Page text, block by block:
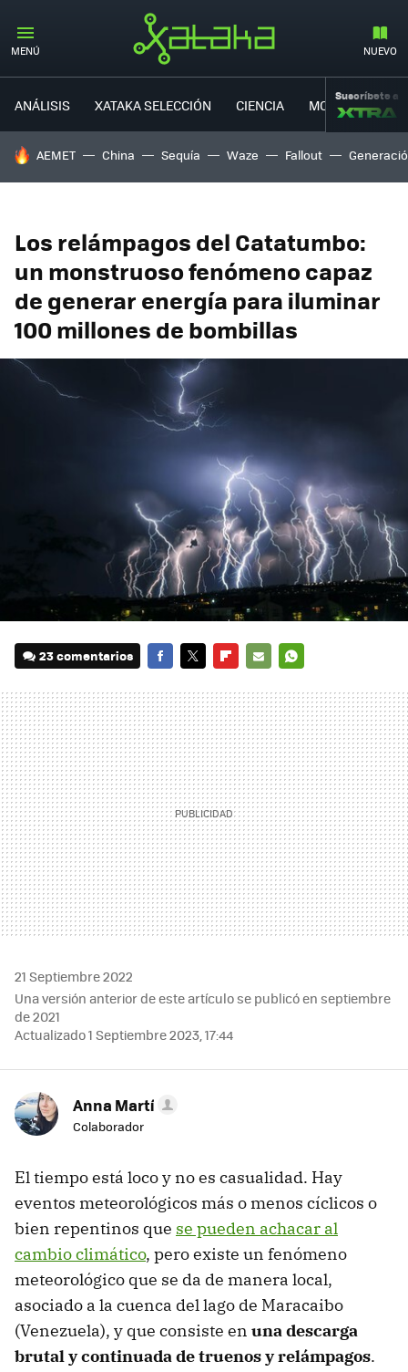
MENÚ NUEVO
ANÁLISIS XATAKA SELECCIÓN CIENCIA MOVILIDAD
Suscríbete a
HOY SE HABLA DE
AEMET China Sequía Waze Fallout
Los relámpagos del Catatumbo:
un monstruoso fenómeno capaz
de generar energía para iluminar
100 millones de bombillas
23 comentarios
MAIL
21 Septiembre 2022
Una versión anterior de este artículo se publicó en septiembre
de 2021
Actualizado 1 Septiembre 2023, 17:44
Anna Martí
Colaborador
El tiempo está loco y no es casualidad. Hay
eventos meteorológicos más o menos cíclicos o
bien repentinos que se pueden achacar al
cambio climático, pero existe un fenómeno
meteorológico que se da de manera local,
asociado a la cuenca del lago de Maracaibo
(Venezuela), y que consiste en una descarga
brutal y continuada de truenos y relámpagos.